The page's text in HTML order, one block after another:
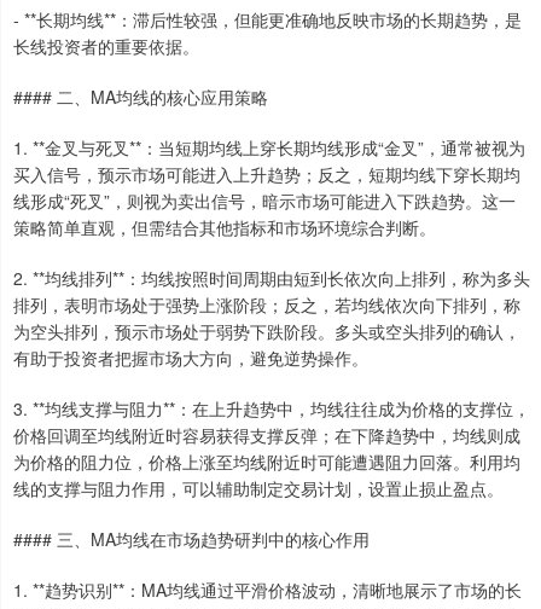
- **长期均线**：滞后性较强，但能更准确地反映市场的长期趋势，是
长线投资者的重要依据。
#### 二、MA均线的核心应用策略
1. **金叉与死叉**：当短期均线上穿长期均线形成“金叉”，通常被视为
买入信号，预示市场可能进入上升趋势；反之，短期均线下穿长期均
线形成“死叉”，则视为卖出信号，暗示市场可能进入下跌趋势。这一
策略简单直观，但需结合其他指标和市场环境综合判断。
2. **均线排列**：均线按照时间周期由短到长依次向上排列，称为多头
排列，表明市场处于强势上涨阶段；反之，若均线依次向下排列，称
为空头排列，预示市场处于弱势下跌阶段。多头或空头排列的确认，
有助于投资者把握市场大方向，避免逆势操作。
3. **均线支撑与阻力**：在上升趋势中，均线往往成为价格的支撑位，
价格回调至均线附近时容易获得支撑反弹；在下降趋势中，均线则成
为价格的阻力位，价格上涨至均线附近时可能遭遇阻力回落。利用均
线的支撑与阻力作用，可以辅助制定交易计划，设置止损止盈点。
#### 三、MA均线在市场趋势研判中的核心作用
1. **趋势识别**：MA均线通过平滑价格波动，清晰地展示了市场的长
上证综指 3955.82 +15.79 +0.40%
深证成指 14208.93 -102.08